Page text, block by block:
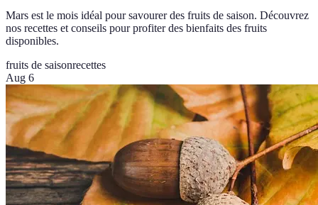
Mars est le mois idéal pour savourer des fruits de saison. Découvrez
nos recettes et conseils pour profiter des bienfaits des fruits
disponibles.
fruits de saisonrecettes
Aug 6